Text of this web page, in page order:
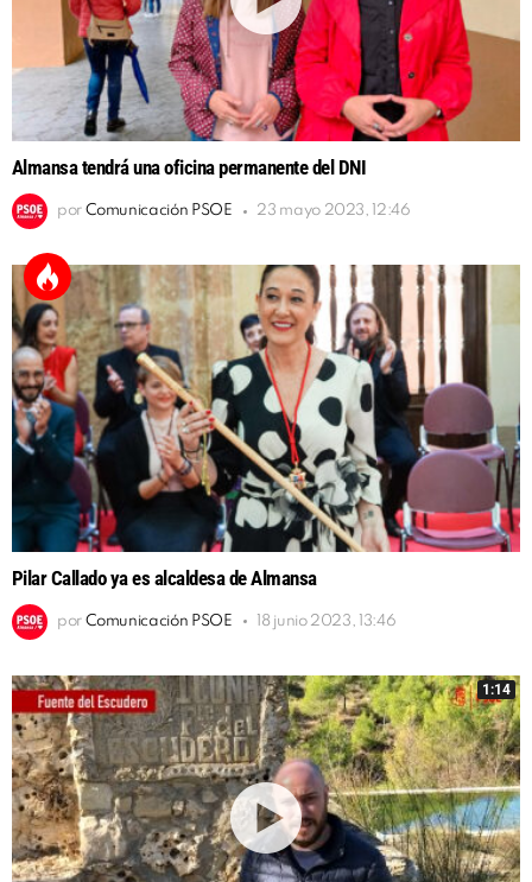
Almansa tendrá una oficina permanente del DNI
por Comunicación PSOE 23 mayo 2023, 12:46
Pilar Callado ya es alcaldesa de Almansa
por Comunicación PSOE 18 junio 2023, 13:46
1:14